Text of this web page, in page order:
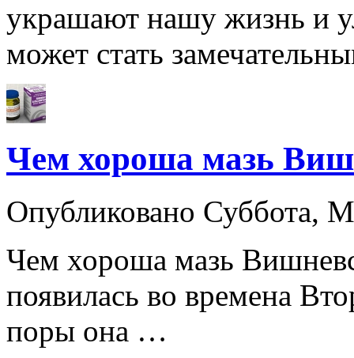
украшают нашу жизнь и
может стать
Чем хороша мазь
Опубликовано Суббота,
Чем хороша мазь
появилась во времена
поры она …